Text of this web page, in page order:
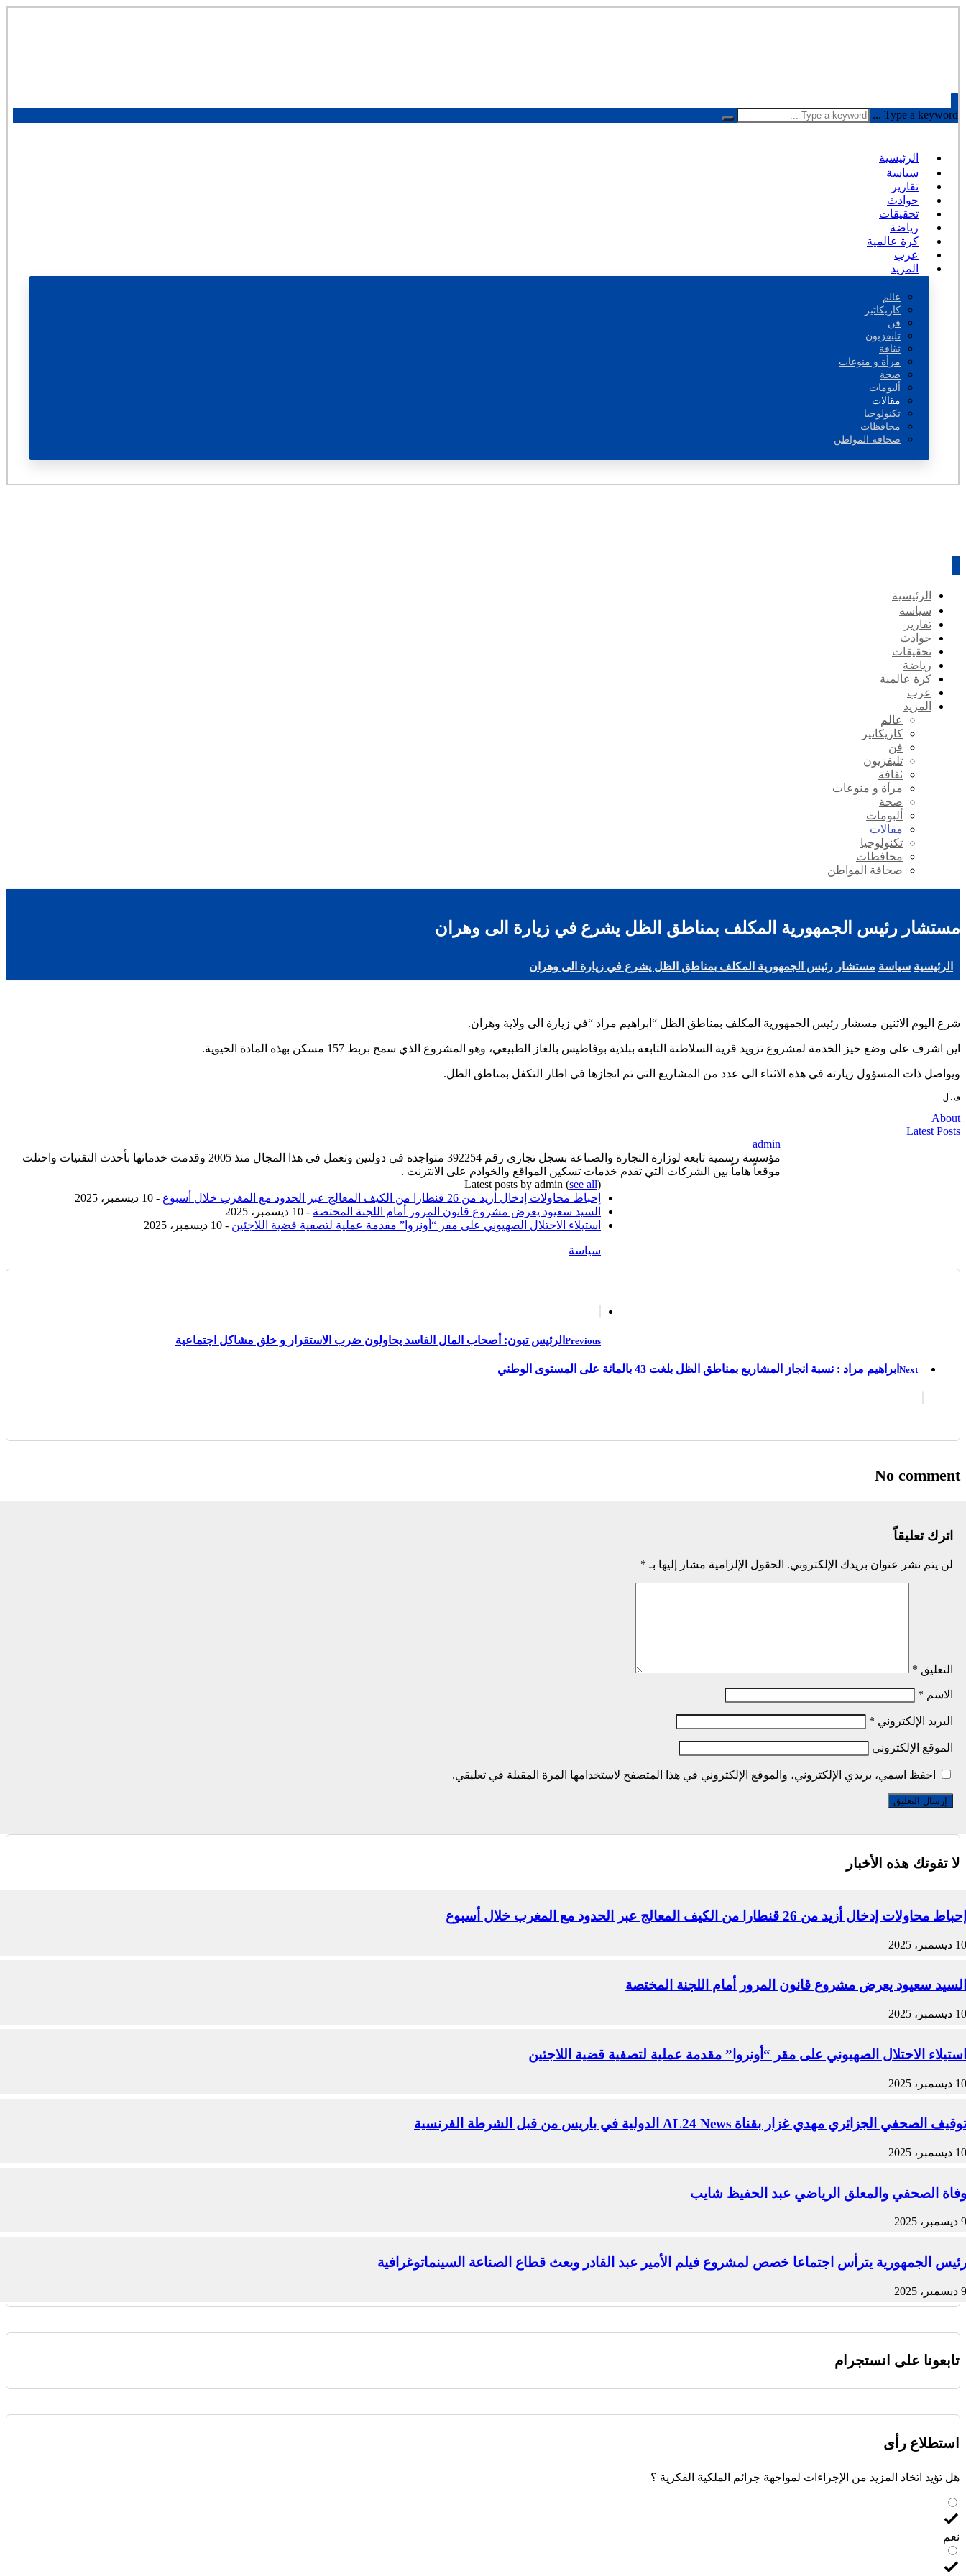
Type a keyword ...
الرئيسية
سياسة
تقارير
حوادث
تحقيقات
رياضة
كرة عالمية
عرب
المزيد
عالم
كاريكاتير
فن
تليفزيون
ثقافة
مرأة و منوعات
صحة
ألبومات
مقالات
تكنولوجيا
محافظات
صحافة المواطن
الرئيسية
سياسة
تقارير
حوادث
تحقيقات
رياضة
كرة عالمية
عرب
المزيد
عالم
كاريكاتير
فن
تليفزيون
ثقافة
مرأة و منوعات
صحة
ألبومات
مقالات
تكنولوجيا
محافظات
صحافة المواطن
مستشار رئيس الجمهورية المكلف بمناطق الظل يشرع في زيارة الى وهران
الرئيسية سياسة مستشار رئيس الجمهورية المكلف بمناطق الظل يشرع في زيارة الى وهران
شرع اليوم الاثنين مسشار رئيس الجمهورية المكلف بمناطق الظل “ابراهيم مراد “في زيارة الى ولاية وهران.
اين اشرف على وضع حيز الخدمة لمشروع تزويد قرية السلاطنة التابعة ببلدية بوفاطيس بالغاز الطبيعي، وهو المشروع الذي سمح بربط 157 مسكن بهذه المادة الحيوية.
ويواصل ذات المسؤول زيارته في هذه الاثناء الى عدد من المشاريع التي تم انجازها في اطار التكفل بمناطق الظل.
ف.ل
About
Latest Posts
admin
مؤسسة رسمية تابعه لوزارة التجارة والصناعة بسجل تجاري رقم 392254 متواجدة في دولتين وتعمل في هذا المجال منذ 2005 وقدمت خدماتها بأحدث التقنيات واحتلت
موقعاً هاماً بين الشركات التي تقدم خدمات تسكين المواقع والخوادم على الانترنت .
Latest posts by admin (see all)
إحباط محاولات إدخال أزيد من 26 قنطارا من الكيف المعالج عبر الحدود مع المغرب خلال أسبوع
- 10 ديسمبر، 2025
السيد سعيود يعرض مشروع قانون المرور أمام اللجنة المختصة - 10 ديسمبر، 2025
استيلاء الاحتلال الصهيوني على مقر “أونروا” مقدمة عملية لتصفية قضية اللاجئين - 10 ديسمبر، 2025
سياسة
Previous الرئيس تبون: أصحاب المال الفاسد يحاولون ضرب الاستقرار و خلق مشاكل اجتماعية
Next ابراهيم مراد : نسبة انجاز المشاريع بمناطق الظل بلغت 43 بالمائة على المستوى الوطني
No comment
اترك تعليقاً
لن يتم نشر عنوان بريدك الإلكتروني. الحقول الإلزامية مشار إليها بـ *
التعليق *
الاسم *
البريد الإلكتروني *
الموقع الإلكتروني
احفظ اسمي، بريدي الإلكتروني، والموقع الإلكتروني في هذا المتصفح لاستخدامها المرة المقبلة في تعليقي.
لا تفوتك هذه الأخبار
إحباط محاولات إدخال أزيد من 26 قنطارا من الكيف المعالج عبر الحدود مع المغرب خلال أسبوع
10 ديسمبر، 2025
السيد سعيود يعرض مشروع قانون المرور أمام اللجنة المختصة
10 ديسمبر، 2025
استيلاء الاحتلال الصهيوني على مقر “أونروا” مقدمة عملية لتصفية قضية اللاجئين
10 ديسمبر، 2025
توقيف الصحفي الجزائري مهدي غزار بقناة AL24 News الدولية في باريس من قبل الشرطة الفرنسية
10 ديسمبر، 2025
وفاة الصحفي والمعلق الرياضي عبد الحفيظ شايب
9 ديسمبر، 2025
رئيس الجمهورية يترأس اجتماعا خصص لمشروع فيلم الأمير عبد القادر وبعث قطاع الصناعة السينماتوغرافية
9 ديسمبر، 2025
تابعونا على انستجرام
استطلاع رأى
هل تؤيد اتخاذ المزيد من الإجراءات لمواجهة جرائم الملكية الفكرية ؟
نعم